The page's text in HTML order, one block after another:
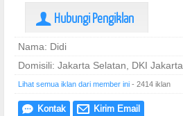
U Hubungi Pengiklan
Nama: Didi
Domisili: Jakarta Selatan, DKI Jakarta
Lihat semua iklan dari member ini - 2414 iklan
e Kontak @ Kirim Email